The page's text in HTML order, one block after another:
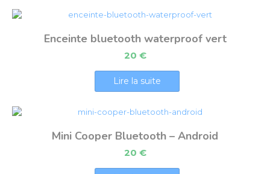
Enceinte bluetooth waterproof vert
20 €
Lire la suite
Mini Cooper Bluetooth – Android
20 €